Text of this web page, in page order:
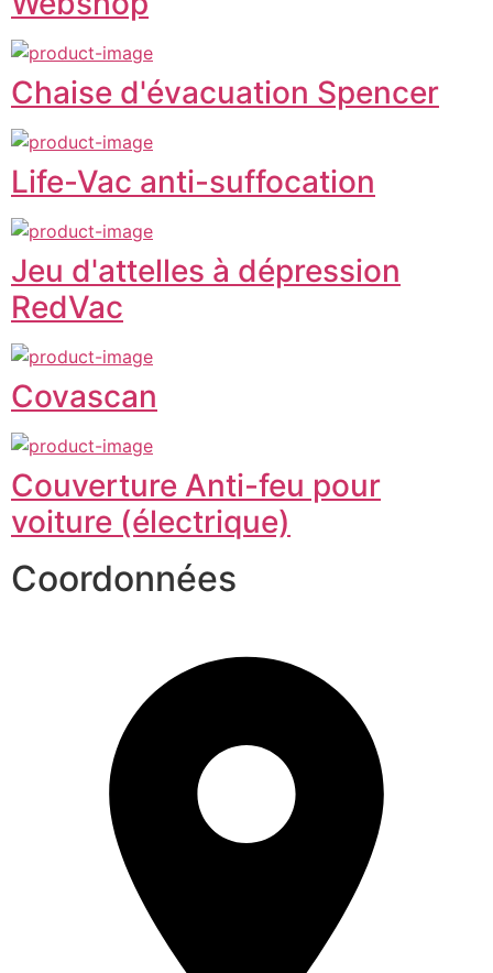
Chaise d'évacuation Spencer
Life-Vac anti-suffocation
Jeu d'attelles à dépression
RedVac
Covascan
Couverture Anti-feu pour
voiture (électrique)
Coordonnées